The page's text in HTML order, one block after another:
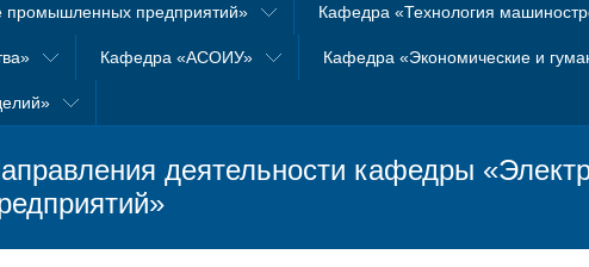
промышленных предприятий» Кафедра «Технология
Кафедра «АСОИУ» Кафедра «Экономические и
деятельности кафедры